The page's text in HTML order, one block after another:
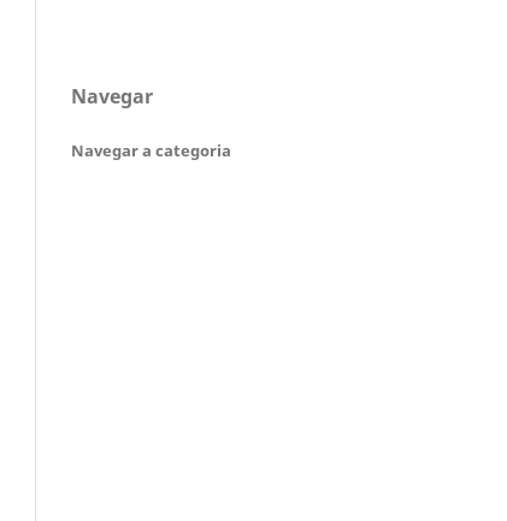
Navegar
Navegar a categoria